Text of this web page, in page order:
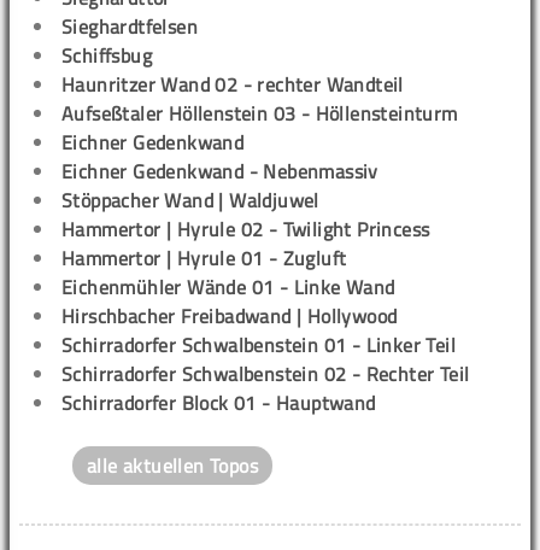
Sieghardtfelsen
Schiffsbug
Haunritzer Wand 02 - rechter Wandteil
Aufseßtaler Höllenstein 03 - Höllensteinturm
Eichner Gedenkwand
Eichner Gedenkwand - Nebenmassiv
Stöppacher Wand | Waldjuwel
Hammertor | Hyrule 02 - Twilight Princess
Hammertor | Hyrule 01 - Zugluft
Eichenmühler Wände 01 - Linke Wand
Hirschbacher Freibadwand | Hollywood
Schirradorfer Schwalbenstein 01 - Linker Teil
Schirradorfer Schwalbenstein 02 - Rechter Teil
Schirradorfer Block 01 - Hauptwand
alle aktuellen Topos